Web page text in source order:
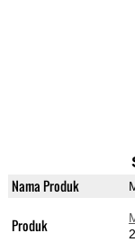
Nama Produk
Produk